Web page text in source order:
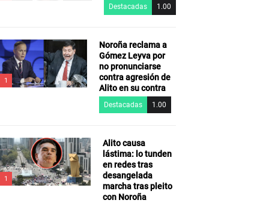
Destacadas 1.00
1
Noroña reclama a
Gómez Leyva por
no pronunciarse
contra agresión de
Alito en su contra
Destacadas 1.00
1
Alito causa
lástima: lo tunden
en redes tras
desangelada
marcha tras pleito
con Noroña